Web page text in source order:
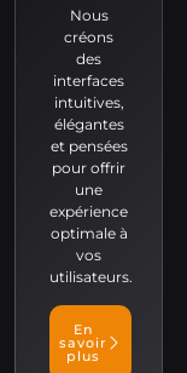
Nous
créons
des
interfaces
intuitives,
élégantes
et pensées
pour offrir
une
expérience
optimale à
vos
utilisateurs.
En
savoir
plus